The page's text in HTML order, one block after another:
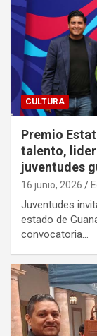
CULTURA
Premio
talento,
juventudes
16 junio, 2026
Juventudes
estado de
convocatoria…